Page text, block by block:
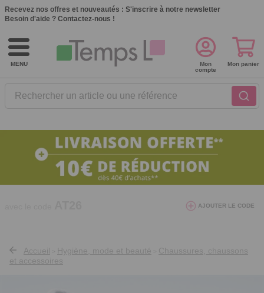
Recevez nos offres et nouveautés : S'inscrire à notre newsletter
Besoin d'aide ? Contactez-nous !
MENU
Rechercher un article ou une référence
Mon
compte
Mon panier
10€ de réduction dès 40€ d'achat. Offre
valable du 03/08/2026 au 12/08/2026.
AJOUTER LE CODE
Accueil Hygiène, mode et beauté
Chaussures, chaussons
et accessoires